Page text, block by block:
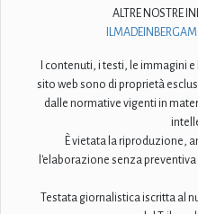
ALTRE NOSTRE
I contenuti, i testi, le immagini
sito web sono di proprietà
dalle normative vigenti in
È vietata la riproduzione,
l'elaborazione senza
Testata giornalistica iscritta al